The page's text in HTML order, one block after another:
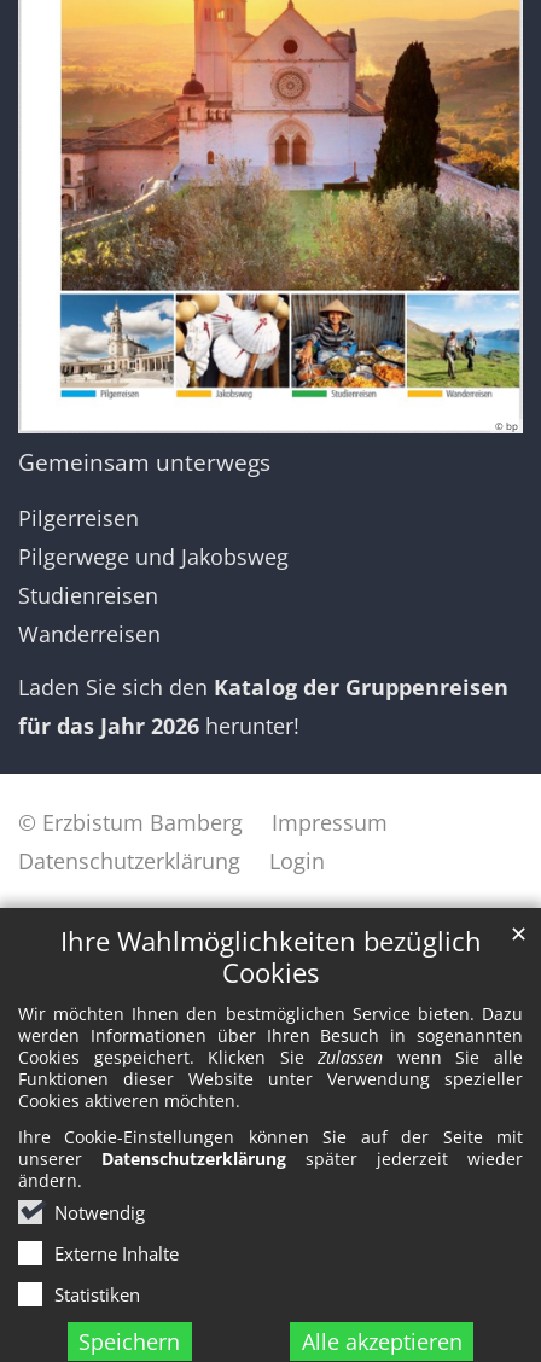
Ihre Wahlmöglichkeiten bezüglich
Cookies
Wir möchten Ihnen den bestmöglichen Service bieten. Dazu
werden Informationen über Ihren Besuch in sogenannten
Cookies gespeichert. Klicken SieZulassen wenn Sie alle
Funktionen dieser Website unter Verwendung spezieller
Cookies aktiveren möchten.
Ihre Cookie-Einstellungen können Sie auf der Seite mit
unserer Datenschutzerklärung später jederzeit wieder
ändern.
Notwendig
Externe Inhalte
Statistiken
Speichern Alle akzeptieren
✕
© bp
Gemeinsam unterwegs
Pilgerreisen
Pilgerwege und Jakobsweg
Studienreisen
Wanderreisen
Laden Sie sich den Katalog der Gruppenreisen
für das Jahr 2026 herunter!
© Erzbistum Bamberg
Impressum
Datenschutzerklärung
Login